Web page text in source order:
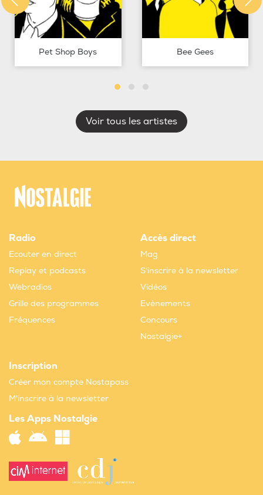
Pet Shop Boys Bee Gees
Voir tous les artistes
Radio
Ecouter en direct
Replay et podcasts
Webradios
Grille des programmes
Fréquences
Accès direct
Mag
S'inscrire à la newsletter
Vidéos
Evènements
Concours
Nostalgie+
Inscription
Créer mon compte Nostapass
M'inscrire à la newsletter
Les Apps Nostalgie